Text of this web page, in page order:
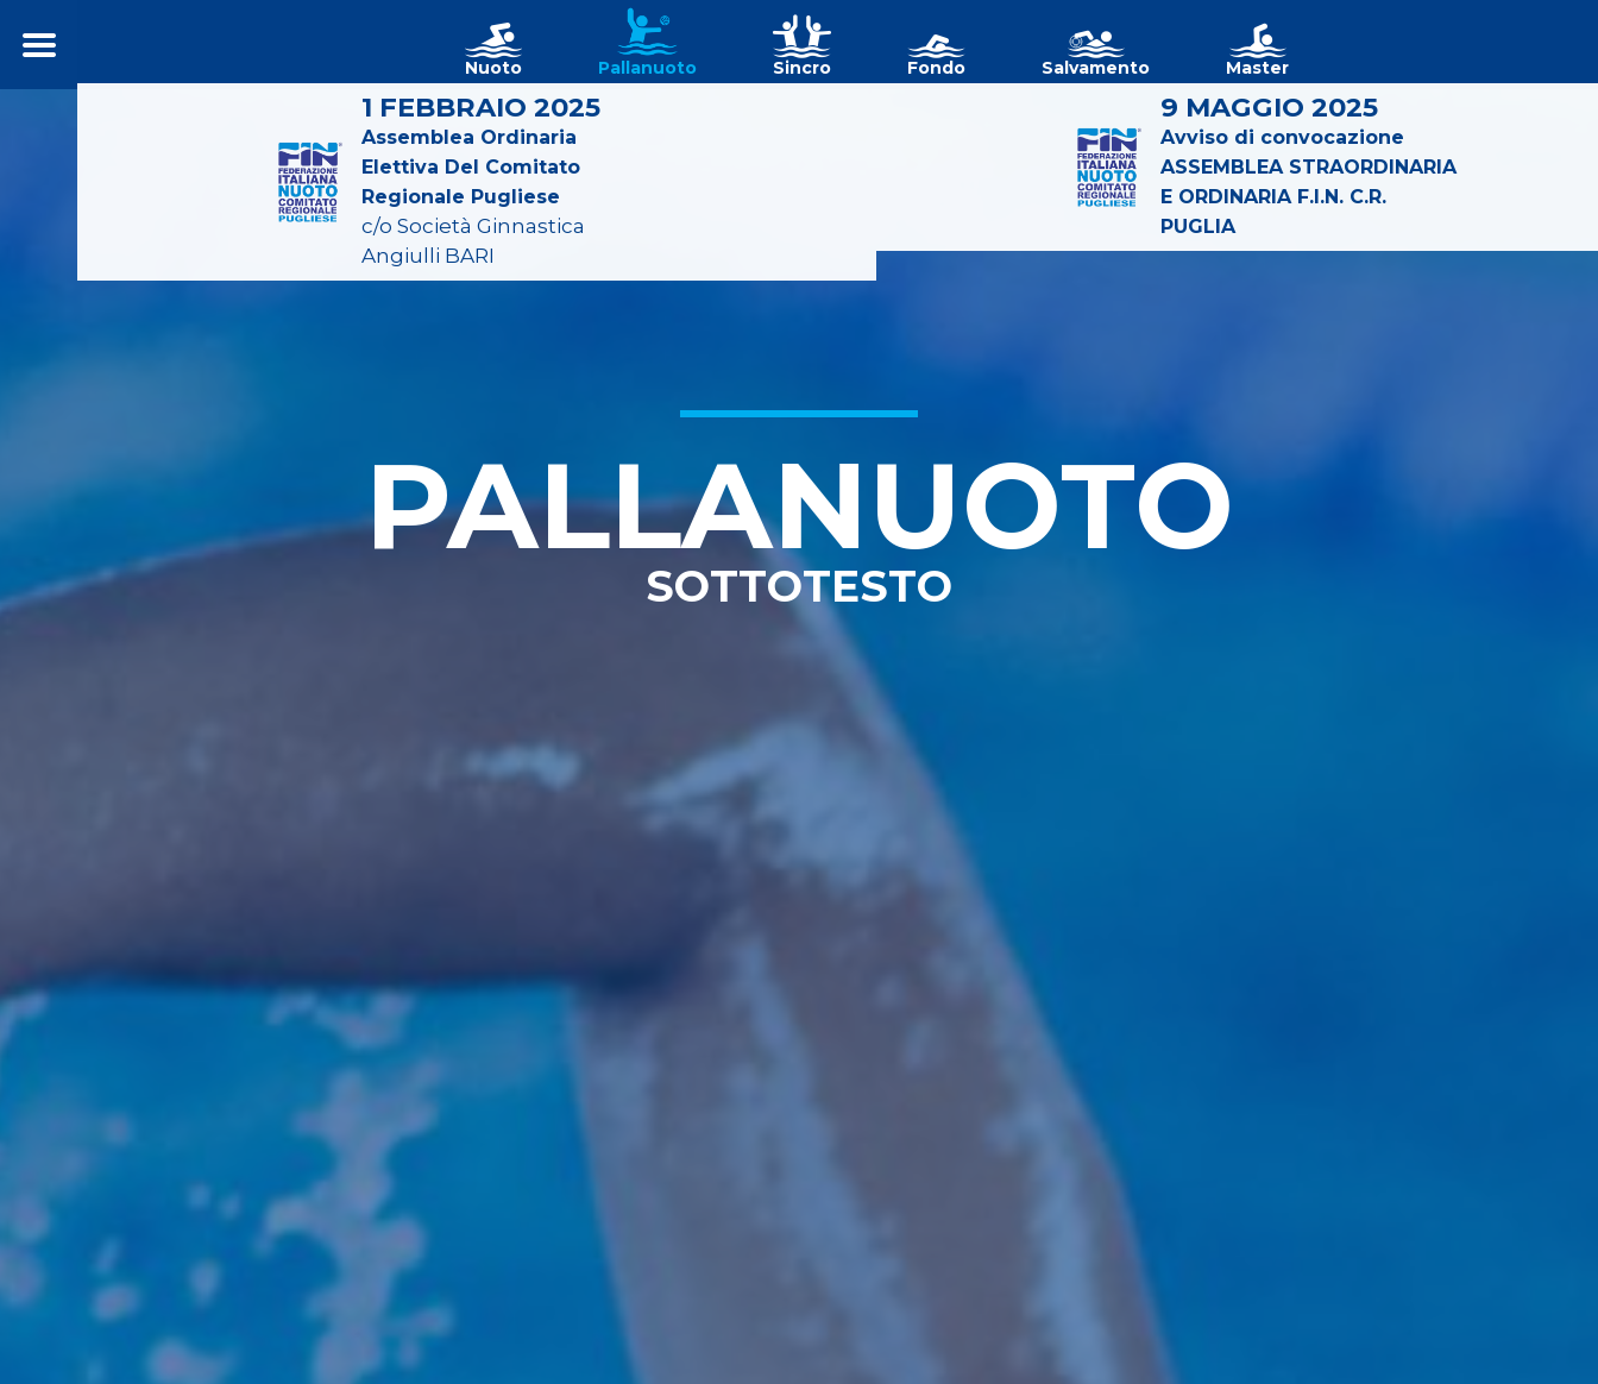
Nuoto Pallanuoto Sincro Fondo Salvamento Master
1 FEBBRAIO 2025
Assemblea Ordinaria
Elettiva Del Comitato
Regionale Pugliese
c/o Società Ginnastica
Angiulli BARI
9 MAGGIO 2025
Avviso di convocazione
ASSEMBLEA STRAORDINARIA
E ORDINARIA F.I.N. C.R.
PUGLIA
PALLANUOTO
SOTTOTESTO